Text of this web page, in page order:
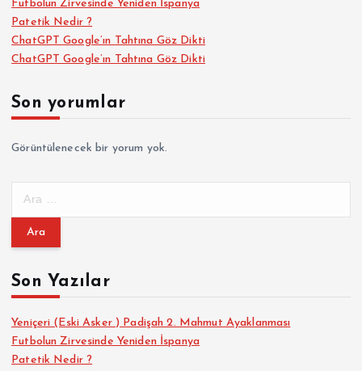
Futbolun Zirvesinde Yeniden İspanya
Patetik Nedir ?
ChatGPT Google’ın Tahtına Göz Dikti
ChatGPT Google’ın Tahtına Göz Dikti
Son yorumlar
Görüntülenecek bir yorum yok.
m
:Son Yazılar
Yeniçeri (Eski Asker ) Padişah 2. Mahmut Ayaklanması
Futbolun Zirvesinde Yeniden İspanya
Patetik Nedir ?